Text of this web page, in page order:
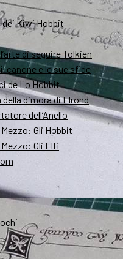
dei Kiwi Hobbit
di seguire Tolkien
canone e le sue sfide
de Lo Hobbit
dimora di Elrond
dell’Anello
Gli Hobbit
Gli Elfi